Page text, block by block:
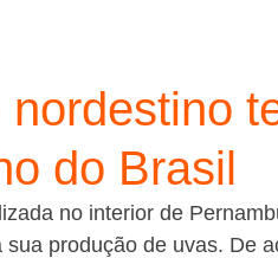
nordestino
do Brasil
no interior de
sua produção de uvas. De